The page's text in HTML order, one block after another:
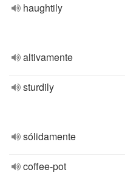
haughtily
altivamente
sturdily
sólidamente
coffee-pot